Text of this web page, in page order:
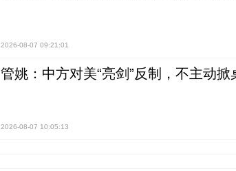
2026-08-07 09:21:01
管姚：中方对美“亮剑”反制，不主动
2026-08-07 10:05:13